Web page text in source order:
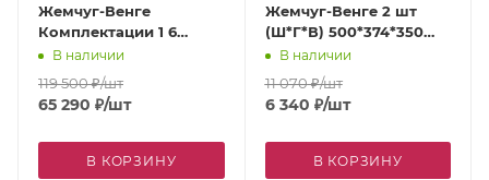
Жемчуг-Венге
Комплектации 1 6
модулей
В наличии
119 500₽/шт
65 290 ₽/шт
В КОРЗИНУ
Жемчуг-Венге 2 шт
(Ш*Г*В) 500*374*350
ммВ наличии
11 070₽/шт
6 340 ₽/шт
В КОРЗИНУ